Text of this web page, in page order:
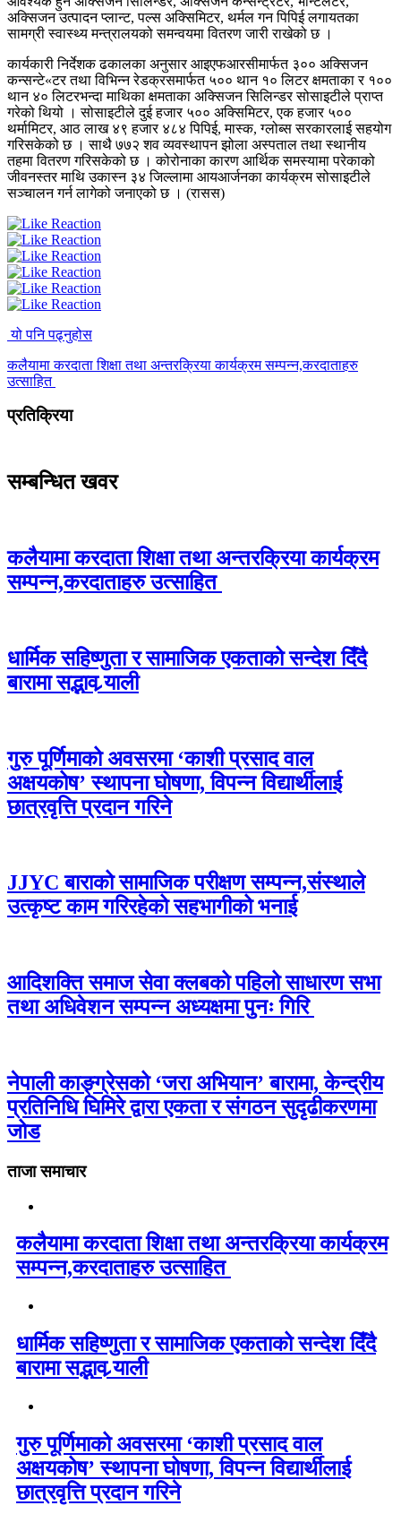
अक्सिजन उत्पादन प्लान्ट, पल्स अक्सिमिटर, थर्मल गन पिपिई लगायतका
सामग्री स्वास्थ्य मन्त्रालयको समन्वयमा वितरण जारी राखेको छ ।
कार्यकारी निर्देशक ढकालका अनुसार आइएफआरसीमार्फत ३०० अक्सिजन
कन्सन्टे«टर तथा विभिन्न रेडक्रसमार्फत ५०० थान १० लिटर क्षमताका र १००
थान ४० लिटरभन्दा माथिका क्षमताका अक्सिजन सिलिन्डर सोसाइटीले प्राप्त
गरेको थियो । सोसाइटीले दुई हजार ५०० अक्सिमिटर, एक हजार ५००
थर्मामिटर, आठ लाख ४९ हजार ४८४ पिपिई, मास्क, ग्लोब्स सरकारलाई सहयोग
गरिसकेको छ । साथै ७७२ शव व्यवस्थापन झोला अस्पताल तथा स्थानीय
तहमा वितरण गरिसकेको छ । कोरोनाका कारण आर्थिक समस्यामा परेकाको
जीवनस्तर माथि उकास्न ३४ जिल्लामा आयआर्जनका कार्यक्रम सोसाइटीले
सञ्चालन गर्न लागेको जनाएको छ । (रासस)
यो पनि पढ्नुहोस
कलैयामा करदाता शिक्षा तथा अन्तरक्रिया कार्यक्रम सम्पन्न,करदाताहरु
उत्साहित
प्रतिक्रिया
सम्बन्धित खवर
कलैयामा करदाता शिक्षा तथा अन्तरक्रिया कार्यक्रम
सम्पन्न,करदाताहरु उत्साहित
धार्मिक सहिष्णुता र सामाजिक एकताको सन्देश दिँदै
बारामा सद्भाव र्‍याली
गुरु पूर्णिमाको अवसरमा ‘काशी प्रसाद वाल
अक्षयकोष’ स्थापना घोषणा, विपन्न विद्यार्थीलाई
छात्रवृत्ति प्रदान गरिने
JJYC बाराको सामाजिक परीक्षण सम्पन्न,संस्थाले
उत्कृष्ट काम गरिरहेको सहभागीको भनाई
आदिशक्ति समाज सेवा क्लबको पहिलो साधारण सभा
तथा अधिवेशन सम्पन्न अध्यक्षमा पुनः गिरि
नेपाली काङ्ग्रेसको ‘जरा अभियान’ बारामा, केन्द्रीय
प्रतिनिधि घिमिरे द्वारा एकता र संगठन सुदृढीकरणमा
जोड
ताजा समाचार
कलैयामा करदाता शिक्षा तथा अन्तरक्रिया कार्यक्रम
सम्पन्न,करदाताहरु उत्साहित
धार्मिक सहिष्णुता र सामाजिक एकताको सन्देश दिँदै
बारामा सद्भाव र्‍याली
गुरु पूर्णिमाको अवसरमा ‘काशी प्रसाद वाल
अक्षयकोष’ स्थापना घोषणा, विपन्न विद्यार्थीलाई
छात्रवृत्ति प्रदान गरिने